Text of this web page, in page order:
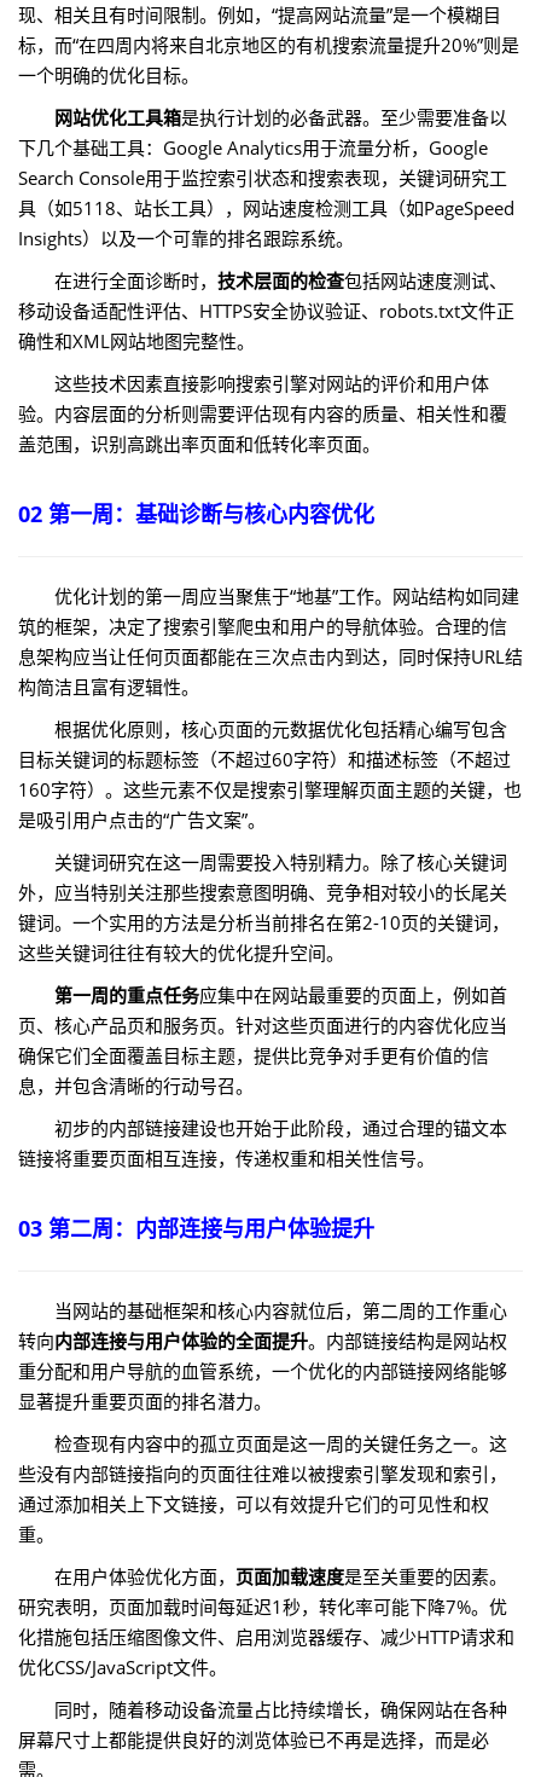
现、相关且有时间限制。例如，“提高网站流量”是一个模糊目
标，而“在四周内将来自北京地区的有机搜索流量提升20%”则是
一个明确的优化目标。
网站优化工具箱是执行计划的必备武器。至少需要准备以
下几个基础工具：Google Analytics用于流量分析，Google
Search Console用于监控索引状态和搜索表现，关键词研究工
具（如5118、站长工具），网站速度检测工具（如PageSpeed
Insights）以及一个可靠的排名跟踪系统。
在进行全面诊断时， 技术层面的检查包括网站速度测试、
移动设备适配性评估、HTTPS安全协议验证、robots.txt文件正
确性和XML网站地图完整性。
这些技术因素直接影响搜索引擎对网站的评价和用户体
验。内容层面的分析则需要评估现有内容的质量、相关性和覆
盖范围，识别高跳出率页面和低转化率页面。
02 第一周：基础诊断与核心内容优化
优化计划的第一周应当聚焦于“地基”工作。网站结构如同建
筑的框架，决定了搜索引擎爬虫和用户的导航体验。合理的信
息架构应当让任何页面都能在三次点击内到达，同时保持URL结
构简洁且富有逻辑性。
根据优化原则，核心页面的元数据优化包括精心编写包含
目标关键词的标题标签（不超过60字符）和描述标签（不超过
160字符）。这些元素不仅是搜索引擎理解页面主题的关键，也
是吸引用户点击的“广告文案”。
关键词研究在这一周需要投入特别精力。除了核心关键词
外，应当特别关注那些搜索意图明确、竞争相对较小的长尾关
键词。一个实用的方法是分析当前排名在第2-10页的关键词，
这些关键词往往有较大的优化提升空间。
第一周的重点任务应集中在网站最重要的页面上，例如首
页、核心产品页和服务页。针对这些页面进行的内容优化应当
确保它们全面覆盖目标主题，提供比竞争对手更有价值的信
息，并包含清晰的行动号召。
初步的内部链接建设也开始于此阶段，通过合理的锚文本
链接将重要页面相互连接，传递权重和相关性信号。
03 第二周：内部连接与用户体验提升
当网站的基础框架和核心内容就位后，第二周的工作重心
转向内部连接与用户体验的全面提升。内部链接结构是网站权
重分配和用户导航的血管系统，一个优化的内部链接网络能够
显著提升重要页面的排名潜力。
检查现有内容中的孤立页面是这一周的关键任务之一。这
些没有内部链接指向的页面往往难以被搜索引擎发现和索引，
通过添加相关上下文链接，可以有效提升它们的可见性和权
重。
在用户体验优化方面， 页面加载速度是至关重要的因素。
研究表明，页面加载时间每延迟1秒，转化率可能下降7%。优
化措施包括压缩图像文件、启用浏览器缓存、减少HTTP请求和
优化CSS/JavaScript文件。
同时，随着移动设备流量占比持续增长，确保网站在各种
屏幕尺寸上都能提供良好的浏览体验已不再是选择，而是必
需。